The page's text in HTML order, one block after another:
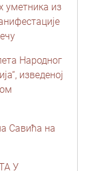
уметника из
Народног
изведеној
Савића на
У